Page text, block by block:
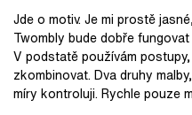
Jde o motiv. Je mi prostě
Twombly bude dobře
V podstatě používám
zkombinovat. Dva druhy
míry kontroluji. Rychle pouze